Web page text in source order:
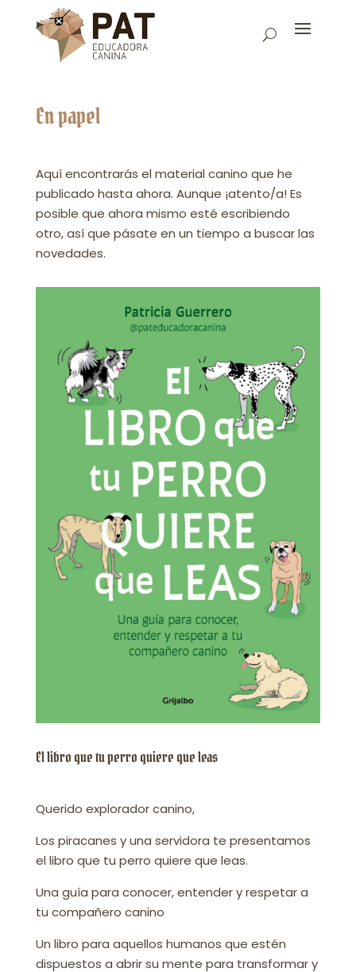
En papel
Aquí encontrarás el material canino que he
publicado hasta ahora. Aunque ¡atento/a! Es
posible que ahora mismo esté escribiendo
otro, así que pásate en un tiempo a buscar las
novedades.
El libro que tu perro quiere que leas
Querido explorador canino,
Los piracanes y una servidora te presentamos
el libro que tu perro quiere que leas.
Una guía para conocer, entender y respetar a
tu compañero canino
Un libro para aquellos humanos que estén
dispuestos a abrir su mente para transformar y